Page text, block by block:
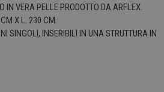
IN VERA PELLE PRODOTTO DA ARFLEX.
X L. 230 CM.
SINGOLI, INSERIBILI IN UNA STRUTTURA IN